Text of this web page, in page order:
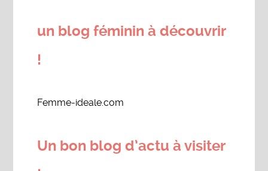
un blog féminin à découvrir
!
Femme-ideale.com
Un bon blog d’actu à visiter